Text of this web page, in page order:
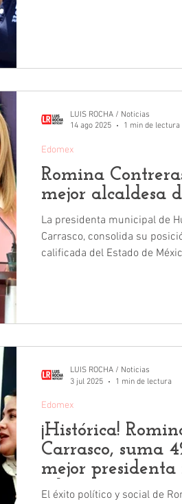
de Huixquilucan.
Romina
mejor alcaldesa
La presidenta municipal de
Carrasco, consolida su
calificada del Estado de México. Las encuestadoras
Edomex
LUIS ROCHA / Noticias
14 ago 2025
1 min de lectura
¡Histórica!
Carrasco, suma
mejor
Edomex
El éxito político y social de
Edomex
LUIS ROCHA / Noticias
3 jul 2025
1 min de lectura